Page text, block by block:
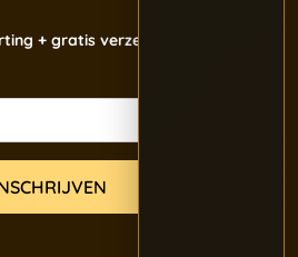
+ gratis verzending